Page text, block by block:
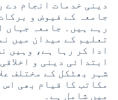
دینی خدمات انجام دے
جامعہ کے فیوض و
رہے ہیں۔ جامعہ جہاں
تعلیم کے میدان میں
ادا کر رہا ہے، وہیں
ابتدائی دینی و
شہر بھٹکل کے مختلف
مکاتب کا قیام بھی
میں شامل ہے۔